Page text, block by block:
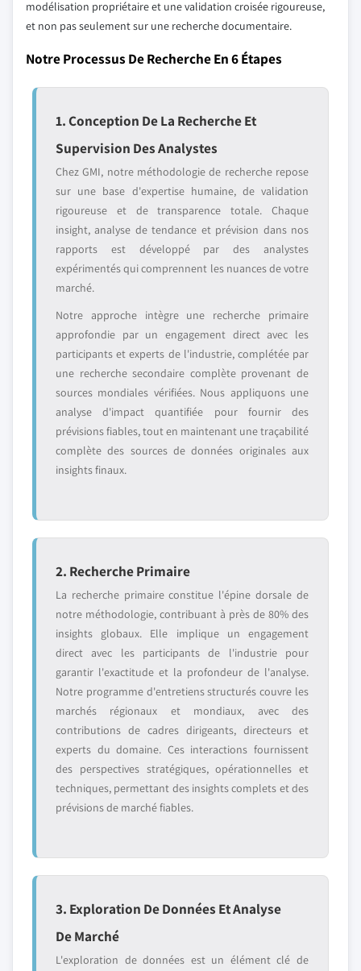
modélisation propriétaire et une validation croisée rigoureuse,
et non pas seulement sur une recherche documentaire.
Notre Processus De Recherche En 6 Étapes
1. Conception De La Recherche Et
Supervision Des Analystes
Chez GMI, notre méthodologie de recherche repose
sur une base d'expertise humaine, de validation
rigoureuse et de transparence totale. Chaque
insight, analyse de tendance et prévision dans nos
rapports est développé par des analystes
expérimentés qui comprennent les nuances de votre
marché.
Notre approche intègre une recherche primaire
approfondie par un engagement direct avec les
participants et experts de l'industrie, complétée par
une recherche secondaire complète provenant de
sources mondiales vérifiées. Nous appliquons une
analyse d'impact quantifiée pour fournir des
prévisions fiables, tout en maintenant une traçabilité
complète des sources de données originales aux
insights finaux.
2. Recherche Primaire
La recherche primaire constitue l'épine dorsale de
notre méthodologie, contribuant à près de 80% des
insights globaux. Elle implique un engagement
direct avec les participants de l'industrie pour
garantir l'exactitude et la profondeur de l'analyse.
Notre programme d'entretiens structurés couvre les
marchés régionaux et mondiaux, avec des
contributions de cadres dirigeants, directeurs et
experts du domaine. Ces interactions fournissent
des perspectives stratégiques, opérationnelles et
techniques, permettant des insights complets et des
prévisions de marché fiables.
3. Exploration De Données Et Analyse
De Marché
L'exploration de données est un élément clé de